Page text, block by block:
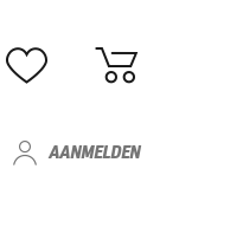
AANMELDEN